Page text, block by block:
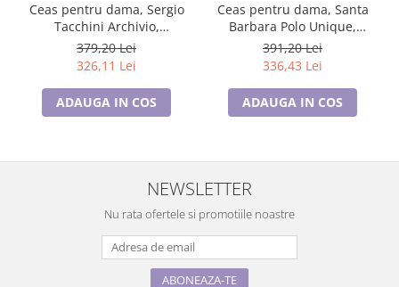
Ceas pentru dama, Sergio
Tacchini Archivio,
ST.1.10365.1
379,20 Lei
326,11 Lei
ADAUGA IN COS
Ceas pentru dama, Santa
Barbara Polo Unique,
SB.1.10307.3
391,20 Lei
336,43 Lei
ADAUGA IN COS
NEWSLETTER
Nu rata ofertele si promotiile noastre